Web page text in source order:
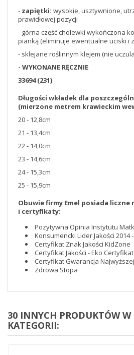
- zapiętki: wysokie, usztywnione,
prawidłowej pozycji
- górna część cholewki wykończona
pianką (eliminuje ewentualne uciski i
- sklejane roślinnym klejem (nie
- WYKONANE RĘCZNIE
33694 (231)
Długości wkładek dla
(mierzone metrem krawieckim
20 - 12,8cm
21 - 13,4cm
22 - 14,0cm
23 - 14,6cm
24 - 15,3cm
25 - 15,9cm
Obuwie firmy Emel posiada
i certyfikaty:
Pozytywna Opinia Instytutu
Konsumencki Lider Jakości 2014
Certyfikat Znak Jakości KidZone
Certyfikat Jakości - Eko Certyfikat
Certyfikat Gwarancja Najwyższej
Zdrowa Stopa
30 INNYCH PRODUKTÓW W
KATEGORII: